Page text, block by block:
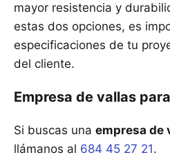
mayor resistencia y
estas dos opciones, es
especificaciones de tu
del cliente.
Empresa de vallas
Si buscas una empresa de
llámanos al 684 45 27 21.